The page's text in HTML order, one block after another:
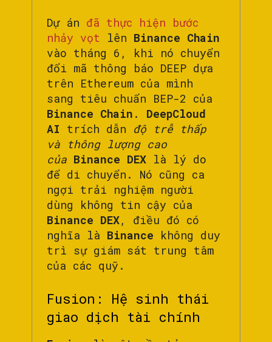
Dự án đã thực hiện bước
nhảy vọt lên Binance Chain
vào tháng 6, khi nó chuyển
đổi mã thông báo DEEP dựa
trên Ethereum của mình
sang tiêu chuẩn BEP-2 của
Binance Chain . DeepCloud
AI trích dẫn độ trễ thấp
và thông lượng cao
của Binance DEX là lý do
để di chuyển. Nó cũng ca
ngợi trải nghiệm người
dùng không tin cậy của
Binance DEX, điều đó có
nghĩa là Binance không duy
trì sự giám sát trung tâm
của các quỹ.
Fusion: Hệ sinh thái
giao dịch tài chính